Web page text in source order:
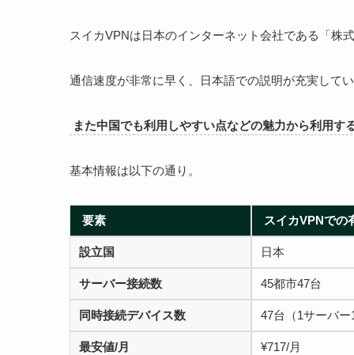
スイカVPNは日本のインターネット会社である「株
通信速度が非常に早く、日本語での説明が充実して
また中国でも利用しやすい点などの魅力から利用す
基本情報は以下の通り。
要素 スイカVPNでの
設立国 日本
サーバー接続数 45都市47台
同時接続デバイス数 47台（1サーバー
最安値/月 ¥717/月